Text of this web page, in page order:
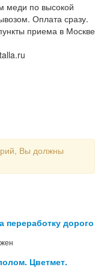
меди по высокой
Оплата сразу.
приема в Москве
Вы должны
дорого
Цветмет.